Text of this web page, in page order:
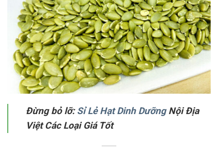
Đừng bỏ lỡ:Sỉ Lẻ Hạt Dinh DưỡngNội Địa
Việt Các Loại Giá Tốt